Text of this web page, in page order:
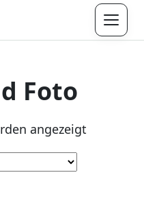
Menü
Foto
angezeigt